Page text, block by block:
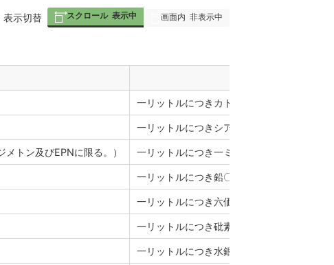
表
表示切替 スクロール 表示中 画面内 非表示中
一リットルにつきカドミウム〇・一ミリグラム
一リットルにつきシアン一ミリグラム
トン及びEPNに限る。） 一リットルにつき一ミリグラム
一リットルにつき鉛〇・一ミリグラム
一リットルにつき六価クロム〇・五ミリグラム
一リットルにつき砒素〇・一ミリグラム
一リットルにつき水銀〇・〇〇五ミリグラム